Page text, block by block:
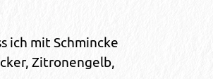
ich mit Schmincke
Zitronengelb,